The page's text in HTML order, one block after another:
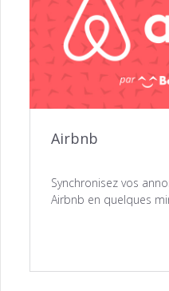
Airbnb
Synchronisez vos
Airbnb en quelques